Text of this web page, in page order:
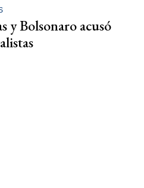
y Bolsonaro acusó